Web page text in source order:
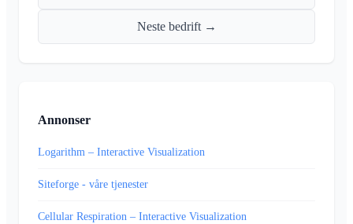
Neste bedrift →
Annonser
Logarithm – Interactive Visualization
Siteforge - våre tjenester
Cellular Respiration – Interactive Visualization